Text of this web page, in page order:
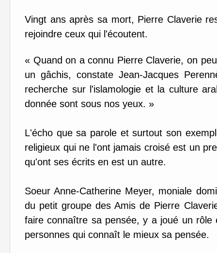
Vingt ans après sa mort, Pierre Claverie
rejoindre ceux qui l'écoutent.
« Quand on a connu Pierre Claverie, on
un gâchis, constate Jean-Jacques
recherche sur l'islamologie et la culture
donnée sont sous nos yeux. »
L'écho que sa parole et surtout son
religieux qui ne l'ont jamais croisé est un
qu'ont ses écrits en est un autre.
Soeur Anne-Catherine Meyer, moniale
du petit groupe des Amis de Pierre
faire connaître sa pensée, y a joué un rôle
personnes qui connaît le mieux sa pensée.